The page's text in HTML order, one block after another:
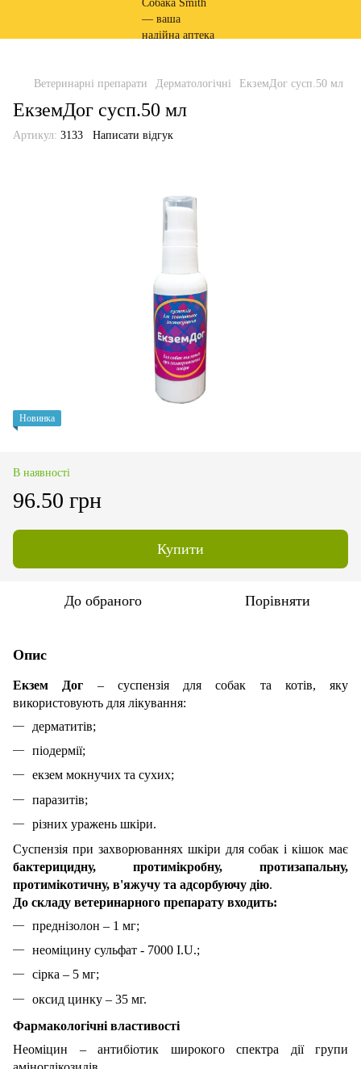
Ветеринарні препарати Дерматологічні ЕкземДог сусп.50 мл
ЕкземДог сусп.50 мл
Артикул: 3133 Написати відгук
Новинка
В наявності
96.50 грн
Купити
До обраного Порівняти
Опис
Екзем Дог – суспензія для собак та котів, яку
використовують для лікування:
дерматитів;
піодермії;
екзем мокнучих та сухих;
паразитів;
різних уражень шкіри.
Суспензія при захворюваннях шкіри для собак і кішок має
бактерицидну, протимікробну, протизапальну,
протимікотичну, в'яжучу та адсорбуючу дію.
До складу ветеринарного препарату входить:
преднізолон – 1 мг;
неоміцину сульфат - 7000 I.U.;
сірка – 5 мг;
оксид цинку – 35 мг.
Фармакологічні властивості
Неоміцин – антибіотик широкого спектра дії групи